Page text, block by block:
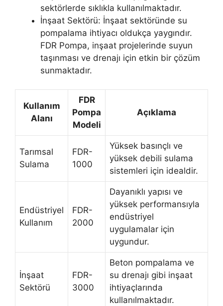
sektörlerde sıklıkla kullanılmaktadır.
İnşaat Sektörü: İnşaat sektöründe su
pompalama ihtiyacı oldukça yaygındır.
FDR Pompa, inşaat projelerinde suyun
taşınması ve drenajı için etkin bir çözüm
sunmaktadır.
Kullanım
Alanı
FDR
Pompa
Modeli
Açıklama
Tarımsal
Sulama
FDR-
1000
Yüksek basınçlı ve
yüksek debili sulama
sistemleri için idealdir.
Endüstriyel
Kullanım
FDR-
2000
Dayanıklı yapısı ve
yüksek performansıyla
endüstriyel
uygulamalar için
uygundur.
İnşaat
Sektörü
FDR-
3000
Beton pompalama ve
su drenajı gibi inşaat
ihtiyaçlarında
kullanılmaktadır.